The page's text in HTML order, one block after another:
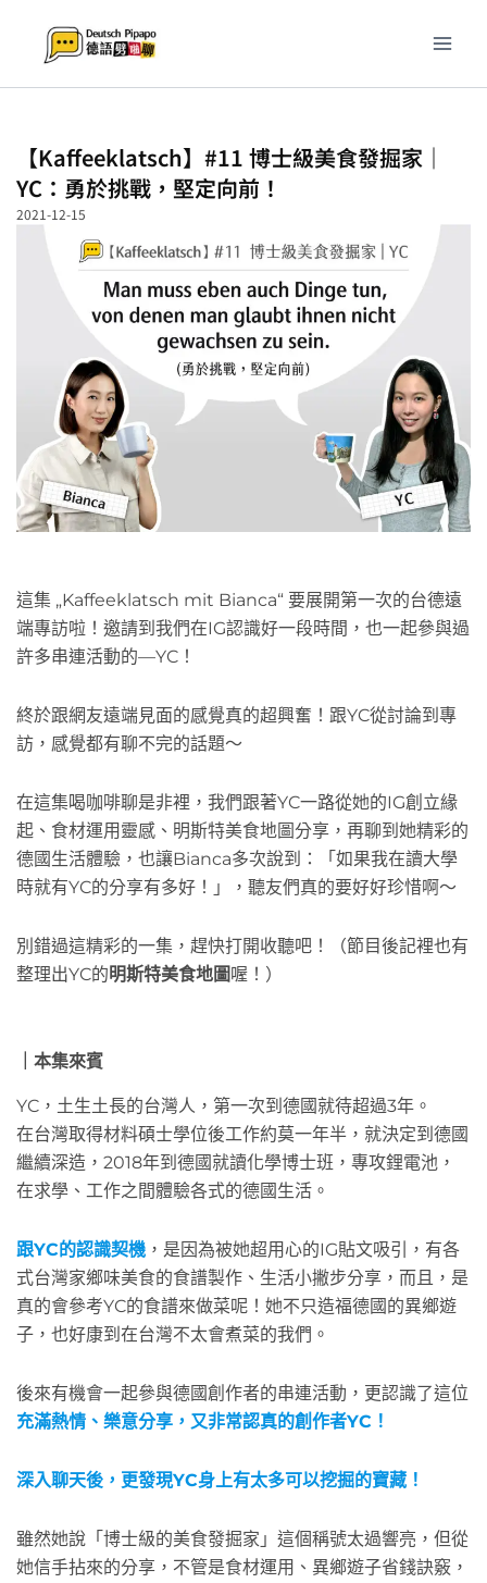
要
【Kaffeeklatsch】#11 博士級美食發掘家｜
YC：勇於挑戰，堅定向前！
2021-12-15
這集 „Kaffeeklatsch mit Bianca“ 要展開第一次的台德遠
端專訪啦！邀請到我們在IG認識好一段時間，也一起參與過
許多串連活動的—YC！
終於跟網友遠端見面的感覺真的超興奮！跟YC從討論到專
訪，感覺都有聊不完的話題～
在這集喝咖啡聊是非裡，我們跟著YC一路從她的IG創立緣
起、食材運用靈感、明斯特美食地圖分享，再聊到她精彩的
德國生活體驗，也讓Bianca多次說到：「如果我在讀大學
時就有YC的分享有多好！」，聽友們真的要好好珍惜啊～
別錯過這精彩的一集，趕快打開收聽吧！（節目後記裡也有
整理出YC的明斯特美食地圖喔！）
｜本集來賓
YC，土生土長的台灣人，第一次到德國就待超過3年。
在台灣取得材料碩士學位後工作約莫一年半，就決定到德國
繼續深造，2018年到德國就讀化學博士班，專攻鋰電池，
在求學、工作之間體驗各式的德國生活。
跟YC的認識契機 ，是因為被她超用心的IG貼文吸引，有各
式台灣家鄉味美食的食譜製作、生活小撇步分享，而且，是
真的會參考YC的食譜來做菜呢！她不只造福德國的異鄉遊
子，也好康到在台灣不太會煮菜的我們。
後來有機會一起參與德國創作者的串連活動，更認識了這位
充滿熱情、樂意分享，又非常認真的創作者YC！
深入聊天後，更發現YC身上有太多可以挖掘的寶藏！
雖然她說「博士級的美食發掘家」這個稱號太過響亮，但從
她信手拈來的分享，不管是食材運用、異鄉遊子省錢訣竅，